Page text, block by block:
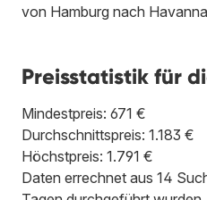
von Hamburg nach
Preisstatistik für
Mindestpreis: 671 €
Durchschnittspreis: 1.183 €
Höchstpreis: 1.791 €
Daten errechnet aus 14